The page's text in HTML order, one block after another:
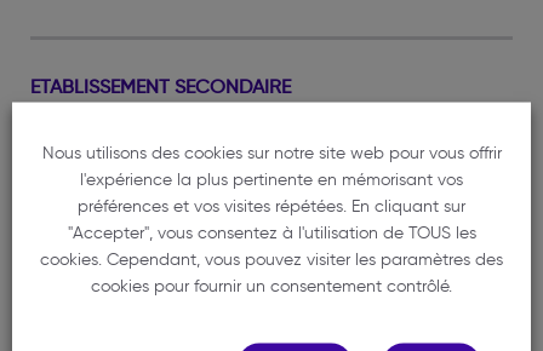
ETABLISSEMENT SECONDAIRE
64200 BIARRITZ
servan.kerdoncuff@avocat-conseil.fr
Nous utilisons des cookies sur notre site web pour vous offrir
l'expérience la plus pertinente en mémorisant vos
préférences et vos visites répétées. En cliquant sur
"Accepter", vous consentez à l'utilisation de TOUS les
cookies. Cependant, vous pouvez visiter les paramètres des
cookies pour fournir un consentement contrôlé.